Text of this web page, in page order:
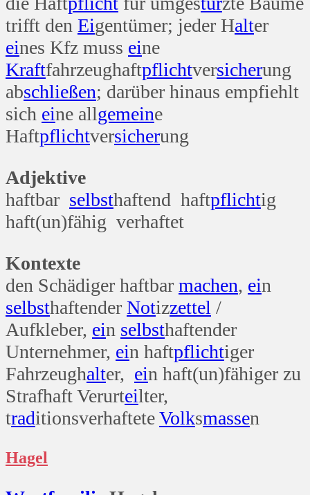
trifft den Eigentümer; jeder Halter
eines Kfz muss eine
Kraftfahrzeughaftpflichtversicherung
abschließen; darüber hinaus empfiehlt
sich eine allgemeine
Haftpflichtversicherung
Adjektive
haftbar selbsthaftend haftpflichtig
haft(un)fähig verhaftet
Kontexte
den Schädiger haftbar machen, ein
selbsthaftender Notizzettel /
Aufkleber, ein selbsthaftender
Unternehmer, ein haftpflichtiger
Fahrzeughalter, ein haft(un)fähiger zu
Strafhaft Verurteilter,
traditionsverhafteteVolksmassen
Hagel